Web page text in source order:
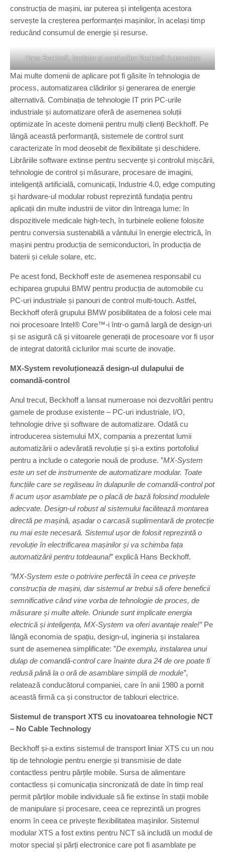
construcția de mașini, iar puterea și inteligența acestora
servește la creșterea performanței mașinilor, în același timp
reducând consumul de energie și resurse.
Hans Beckhoff, fondator și conducător Beckhoff Automation
Mai multe domenii de aplicare pot fi găsite în tehnologia de
process, automatizarea clădirilor și generarea de energie
alternativă. Combinația de tehnologie IT prin PC-urile
industriale și automatizare oferă de asemenea soluții
optimizate în aceste domenii pentru mulți clienți Beckhoff. Pe
lângă această performanță, sistemele de control sunt
caracterizate în mod deosebit de flexibilitate și deschidere.
Librăriile software extinse pentru secvențe și controlul mișcării,
tehnologie de control și măsurare, procesare de imagini,
inteligență artificială, comunicații, Industrie 4.0, edge computing
și hardware-ul modular robust reprezintă fundația pentru
aplicații din multe industrii de viitor din întreaga lume: în
dispozitivele medicale high-tech, în turbinele eoliene folosite
pentru conversia sustenabilă a vântului în energie electrică, în
mașini pentru producția de semiconductori, în producția de
baterii și celule solare, etc.
Pe acest fond, Beckhoff este de asemenea responsabil cu
echiparea grupului BMW pentru producția de automobile cu
PC-uri industriale și panouri de control multi-touch. Astfel,
Beckhoff oferă grupului BMW posibilitatea de a folosi cele mai
noi procesoare Intel® Core™-i într-o gamă largă de design-uri
și se asigură că și viitoarele generații de procesoare vor fi ușor
de integrat datorită ciclurilor mai scurte de inovație.
MX-System revoluționează design-ul dulapului de
comandă-control
Anul trecut, Beckhoff a lansat numeroase noi dezvoltări pentru
gamele de produse existente – PC-uri industriale, I/O,
tehnologie drive și software de automatizare. Odată cu
introducerea sistemului MX, compania a prezentat lumii
automatizării o adevărată revoluție și și-a extins portofoliul
pentru a include o categorie nouă de produse. ”MX-System
este un set de instrumente de automatizare modular. Toate
funcțiile care se regăseau în dulapurile de comandă-control pot
fi acum ușor asamblate pe o placă de bază folosind modulele
adecvate. Design-ul robust al sistemului facilitează montarea
directă pe mașină, așadar o carcasă suplimentară de protecție
nu mai este necesară. Sistemul ușor de folosit reprezintă o
revoluție în electrificarea mașinilor și va schimba fața
automatizării pentru totdeauna!” explică Hans Beckhoff.
”MX-System este o potrivire perfectă în ceea ce privește
construcția de mașini, dar sistemul ar trebui să ofere beneficii
semnificative când vine vorba de tehnologie de proces, de
măsurare și multe altele. Oriunde sunt implicate energia
electrică și inteligența, MX-System va oferi avantaje reale!”Pe
lângă economia de spațiu, design-ul, ingineria și instalarea
sunt de asemenea simplificate: ”De exemplu, instalarea unui
dulap de comandă-control care înainte dura 24 de ore poate fi
redusă până la o oră de asamblare simplă de module”,
relatează conducătorul companiei, care în anii 1980 a pornit
această firmă ca și constructor de tablouri electrice.
Sistemul de transport XTS cu inovatoarea tehnologie NCT
– No Cable Technology
Beckhoff și-a extins sistemul de transport liniar XTS cu un nou
tip de tehnologie pentru energie și transmisie de date
contactless pentru părțile mobile. Sursa de alimentare
contactless și comunicația sincronizată de date în timp real
permit părților mobile individuale să fie extinse în stații mobile
de manipulare și procesare, ceea ce reprezintă un progres
enorm în ceea ce privește flexibilitatea mașinilor. Sistemul
modular XTS a fost extins pentru NCT să includă un modul de
motor special și părți electronice care pot fi asamblate pe